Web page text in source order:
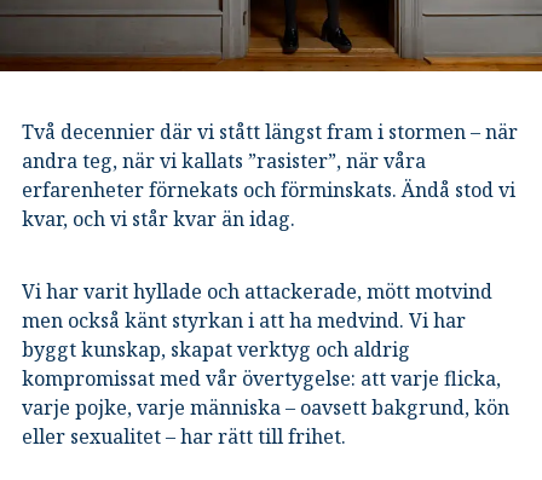
Två decennier där vi stått längst fram i stormen – när
andra teg, när vi kallats ”rasister”, när våra
erfarenheter förnekats och förminskats. Ändå stod vi
kvar, och vi står kvar än idag.
Vi har varit hyllade och attackerade, mött motvind
men också känt styrkan i att ha medvind. Vi har
byggt kunskap, skapat verktyg och aldrig
kompromissat med vår övertygelse: att varje flicka,
varje pojke, varje människa – oavsett bakgrund, kön
eller sexualitet – har rätt till frihet.